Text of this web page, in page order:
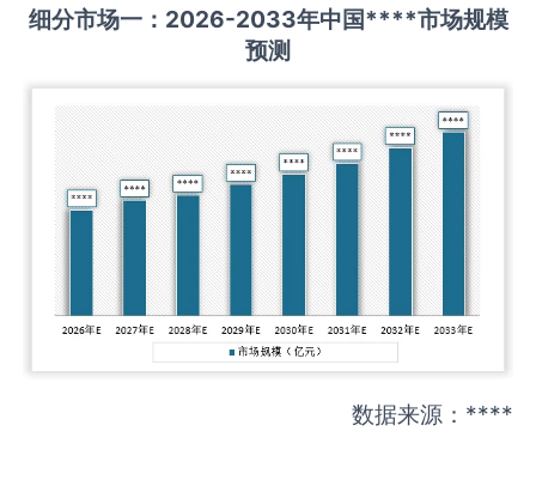
细分市场一： 2026-2033年中国****市场规模
预测
数据来源：****